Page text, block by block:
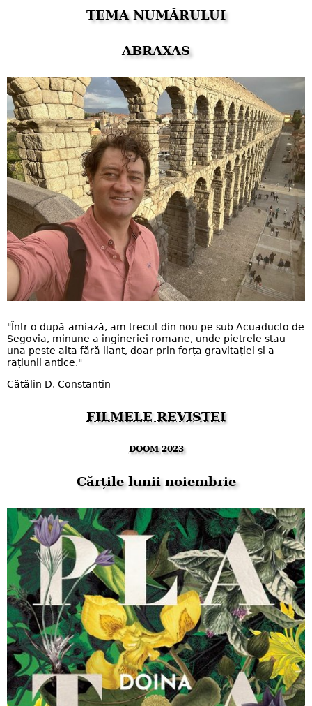
TEMA NUMĂRULUI
ABRAXAS
"Într-o după-amiază, am trecut din nou pe sub Acuaducto de
Segovia, minune a ingineriei romane, unde pietrele stau
una peste alta fără liant, doar prin forța gravitației și a
rațiunii antice."
Cătălin D. Constantin
FILMELE REVISTEI
DOOM 2023
Cărțile lunii noiembrie